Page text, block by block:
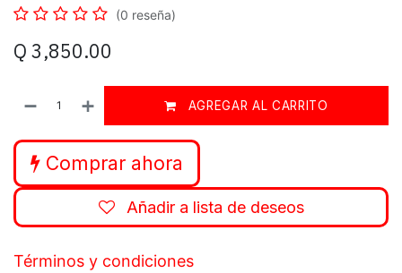
(0 reseña)
Q 3,850.00
AGREGAR AL CARRITO
Comprar ahora
Añadir a lista de deseos
Términos y condiciones